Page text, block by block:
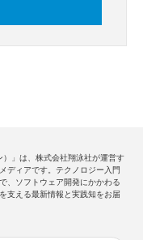
）」は、株式会社翔泳社が運営す
ディアです。テクノロジー入門
、ソフトウェア開発にかかわる
支える最新情報と実践知をお届